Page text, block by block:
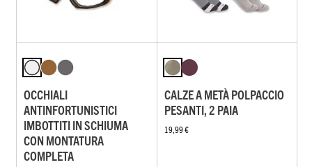
OCCHIALI
ANTINFORTUNISTICI
IMBOTTITI IN SCHIUMA
CON MONTATURA
COMPLETA
CALZE A METÀ POLPACCIO
PESANTI, 2 PAIA
19,99 €